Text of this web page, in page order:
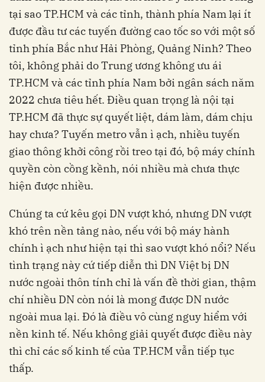
tại sao TP.HCM và các tỉnh, thành phía Nam lại ít
được đầu tư các tuyến đường cao tốc so với một số
tỉnh phía Bắc như Hải Phòng, Quảng Ninh? Theo
tôi, không phải do Trung ương không ưu ái
TP.HCM và các tỉnh phía Nam bởi ngân sách năm
2022 chưa tiêu hết. Điều quan trọng là nội tại
TP.HCM đã thực sự quyết liệt, dám làm, dám chịu
hay chưa? Tuyến metro vẫn ì ạch, nhiều tuyến
giao thông khởi công rồi treo tại đó, bộ máy chính
quyền còn cồng kềnh, nói nhiều mà chưa thực
hiện được nhiều.
Chúng ta cứ kêu gọi DN vượt khó, nhưng DN vượt
khó trên nền tảng nào, nếu với bộ máy hành
chính ì ạch như hiện tại thì sao vượt khó nổi? Nếu
tình trạng này cứ tiếp diễn thì DN Việt bị DN
nước ngoài thôn tính chỉ là vấn đề thời gian, thậm
chí nhiều DN còn nói là mong được DN nước
ngoài mua lại. Đó là điều vô cùng nguy hiểm với
nền kinh tế. Nếu không giải quyết được điều này
thì chỉ các số kinh tế của TP.HCM vẫn tiếp tục
thấp.